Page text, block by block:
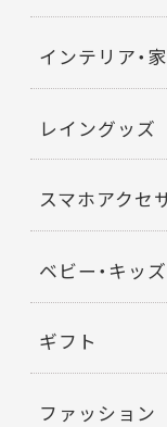
インテリア・
レイングッズ
スマホアクセ
ベビー・キッズ
ギフト
ファッション